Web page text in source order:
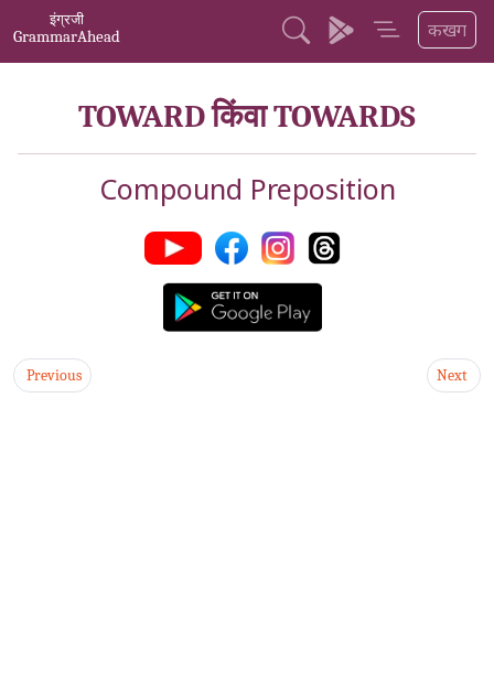
इंग्रजी
GrammarAhead कखग
TOWARD किंवा TOWARDS
Compound Preposition
Previous Next